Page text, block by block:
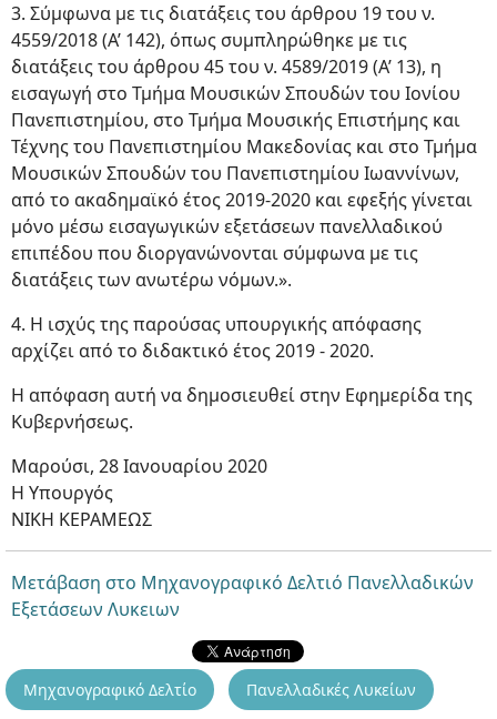
3. Σύμφωνα με τις διατάξεις του άρθρου 19 του ν.
4559/2018 (Α’ 142), όπως συμπληρώθηκε με τις
διατάξεις του άρθρου 45 του ν. 4589/2019 (Α’ 13), η
εισαγωγή στο Τμήμα Μουσικών Σπουδών του Ιονίου
Πανεπιστημίου, στο Τμήμα Μουσικής Επιστήμης και
Τέχνης του Πανεπιστημίου Μακεδονίας και στο Τμήμα
Μουσικών Σπουδών του Πανεπιστημίου Ιωαννίνων,
από το ακαδημαϊκό έτος 2019-2020 και εφεξής γίνεται
μόνο μέσω εισαγωγικών εξετάσεων πανελλαδικού
επιπέδου που διοργανώνονται σύμφωνα με τις
διατάξεις των ανωτέρω νόμων.».
4. Η ισχύς της παρούσας υπουργικής απόφασης
αρχίζει από το διδακτικό έτος 2019 - 2020.
Η απόφαση αυτή να δημοσιευθεί στην Εφημερίδα της
Κυβερνήσεως.
Μαρούσι, 28 Ιανουαρίου 2020
Η Υπουργός
ΝΙΚΗ ΚΕΡΑΜΕΩΣ
Μετάβαση στο Μηχανογραφικό Δελτιό Πανελλαδικών
Εξετάσεων Λυκειων
Μηχανογραφικό Δελτίο Πανελλαδικές Λυκείων